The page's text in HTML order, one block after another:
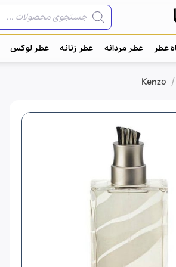
جستجوی
محصولات
عطر عطر مردانه عطر زنانه عطر لوکس
/
Kenzo